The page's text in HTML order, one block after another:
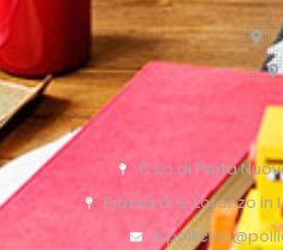
C.so di Porta
Piazza di S. Lorenzo in